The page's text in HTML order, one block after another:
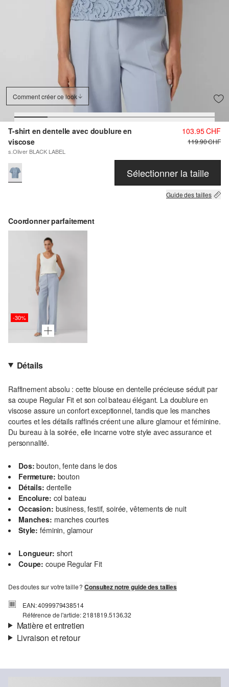
Comment créer ce look
T-shirt en dentelle avec doublure en
viscose
s.Oliver BLACK LABEL
103.95 CHF
119.90 CHF
Sélectionner la taille
Guide des tailles
Coordonner parfaitement
-30%
Détails
Raffinement absolu : cette blouse en dentelle précieuse séduit par
sa coupe Regular Fit et son col bateau élégant. La doublure en
viscose assure un confort exceptionnel, tandis que les manches
courtes et les détails raffinés créent une allure glamour et féminine.
Du bureau à la soirée, elle incarne votre style avec assurance et
personnalité.
Dos: bouton, fente dans le dos
Fermeture: bouton
Détails: dentelle
Encolure: col bateau
Occasion: business, festif, soirée, vêtements de nuit
Manches: manches courtes
Style: féminin, glamour
Longueur: short
Coupe: coupe Regular Fit
Des doutes sur votre taille ?Consultez notre guide des tailles
EAN: 4099979438514
Référence de l'article: 2181819.5136.32
Matière et entretien
Livraison et retour
Ta commande sera expédiée par SwissPost dans un délai de 4 à 5